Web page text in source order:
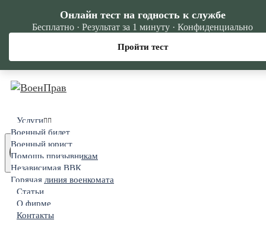
Услуги
Военный билет
Военный юрист
Помощь призывникам
Независимая ВВК
Горячая линия военкомата
Статьи
О фирме
Контакты
Онлайн тест на годность к службе
Бесплатно · Результат за 1 минуту · Конфиденциально
Пройти тест